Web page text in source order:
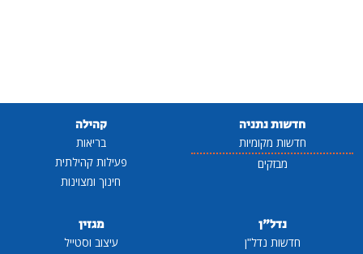
חדשות נתניה
חדשות מקומיות
מבזקים
קהילה
בריאות
פעילות קהילתית
חינוך ומצוינות
נדל"ן
חדשות נדל"ן
מגזין
עיצוב וסטייל